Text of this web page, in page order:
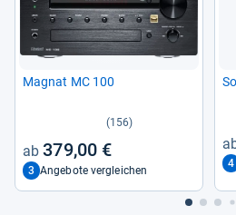
Magnat MC 100
(156)
379,00 €
3 Angebote vergleichen
4